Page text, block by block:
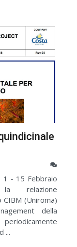
1 - 15 Febbraio
relazione
(Uniroma)
della
...